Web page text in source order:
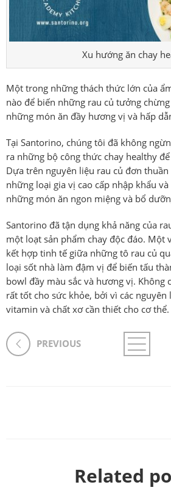
Xu hướng ăn chay
Một trong những thách thức lớn của
nào để biến những rau củ tưởng
những món ăn đầy hương vị và hấp
Tại Santorino, chúng tôi đã không
ra những bộ công thức chay healthy
Dựa trên nguyên liệu rau củ đơn
những loại gia vị cao cấp nhập khẩu
những món ăn ngon miệng và bổ
Santorino đã tận dụng khả năng của
một loạt sản phẩm chay độc đáo. Một
kết hợp tinh tế giữa những tô rau củ
loại sốt nhà làm đậm vị để biến tấu
bowl đầy màu sắc và hương vị. Không
rất tốt cho sức khỏe, bởi vì các nguyên
vitamin và chất xơ cần thiết cho cơ thể.
PREVIOUS
Related